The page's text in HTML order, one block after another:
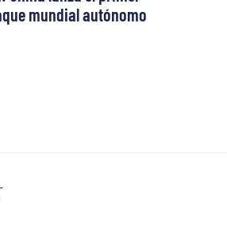
mundial autónomo